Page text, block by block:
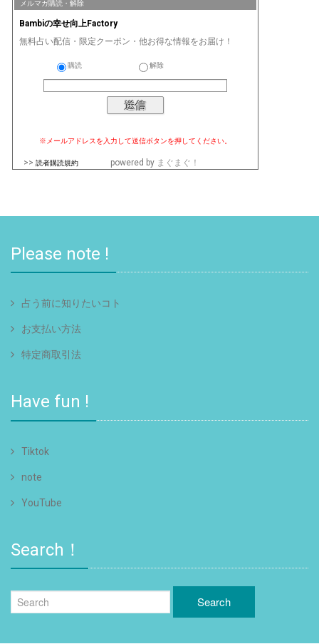
メルマガ購読・解除
Bambiの幸せ向上Factory
無料占い配信・限定クーポン・他お得な情報をお届け！
購読 解除
※メールアドレスを入力して送信ボタンを押してください。
>> 読者購読規約 powered by まぐまぐ！
Please note !
占う前に知りたいコト
お支払い方法
特定商取引法
Have fun !
Tiktok
note
YouTube
Search！